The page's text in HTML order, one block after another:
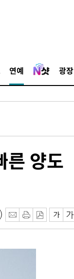
연예 광장
양도